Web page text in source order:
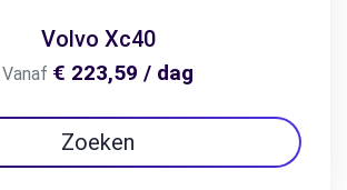
Volvo Xc40
Vanaf € 223,59 / dag
Zoeken